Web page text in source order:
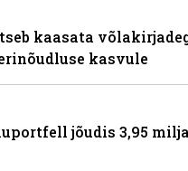
kaasata
kasvule
jõudis 3,95